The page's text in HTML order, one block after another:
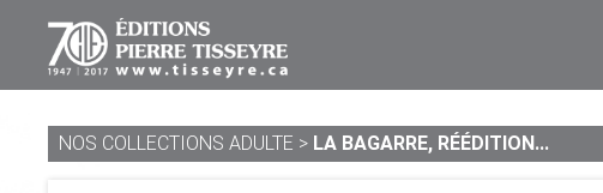
NOS COLLECTIONS ADULTE > LA BAGARRE, RÉÉDITION...